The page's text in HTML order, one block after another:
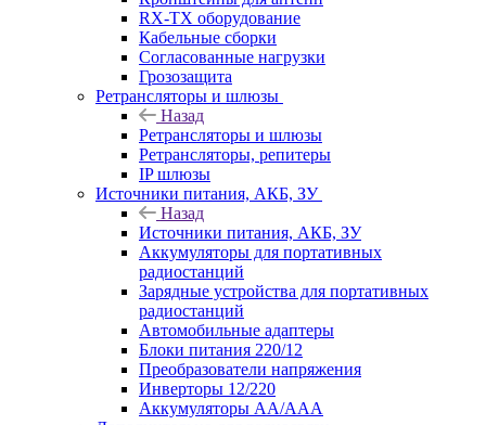
RX-TX оборудование
Кабельные сборки
Согласованные нагрузки
Грозозащита
Ретрансляторы и шлюзы
Назад
Ретрансляторы и шлюзы
Ретрансляторы, репитеры
IP шлюзы
Источники питания, АКБ, ЗУ
Назад
Источники питания, АКБ, ЗУ
Аккумуляторы для портативных
радиостанций
Зарядные устройства для портативных
радиостанций
Автомобильные адаптеры
Блоки питания 220/12
Преобразователи напряжения
Инверторы 12/220
Аккумуляторы АА/ААА